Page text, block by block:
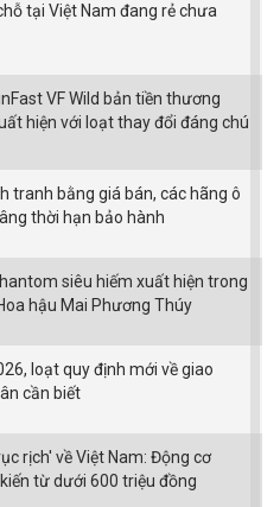
tại Việt Nam đang rẻ chưa
VF Wild bản tiền thương
hiện với loạt thay đổi đáng chú
tranh bằng giá bán, các hãng ô
thời hạn bảo hành
siêu hiếm xuất hiện trong
hậu Mai Phương Thúy
loạt quy định mới về giao
cần biết
rịch' về Việt Nam: Động cơ
từ dưới 600 triệu đồng